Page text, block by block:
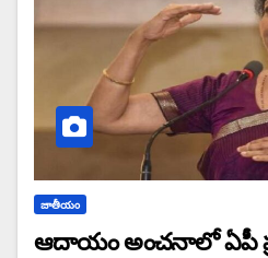
జాతీయం
ఆదాయం అంచనాలో ఏపీ